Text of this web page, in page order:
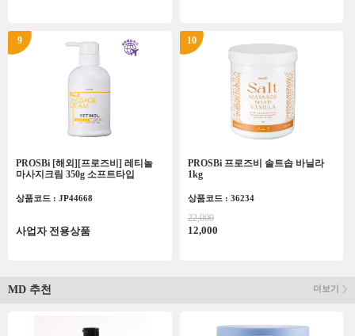
9
PROSBi [해외][프로즈비] 레티놀
마사지크림 350g 소프트타입
상품코드 : JP44668
사업자 전용상품
10
PROSBi 프로즈비 솔트솝 바닐라
1kg
상품코드 : 36234
22,000
12,000
MD 추천 더보기